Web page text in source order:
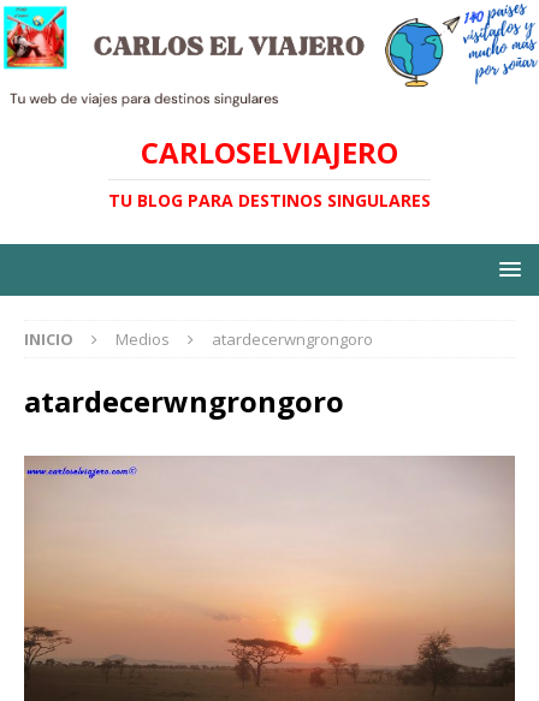
CARLOSELVIAJERO
TU BLOG PARA DESTINOS SINGULARES
INICIO Medios atardecerwngrongoro
atardecerwngrongoro